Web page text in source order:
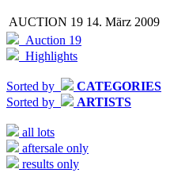
AUCTION 19 14. März 2009
Auction 19
Highlights
Sorted by
CATEGORIES
Sorted by
ARTISTS
all lots
aftersale only
results only